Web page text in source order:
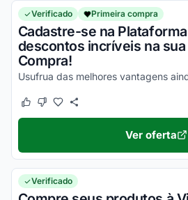
Verificado Primeira compra
Cadastre-se na
descontos incríveis na
Compra!
Este cupom funcionou
Este cupom não funcionou
Ver oferta
Verificado